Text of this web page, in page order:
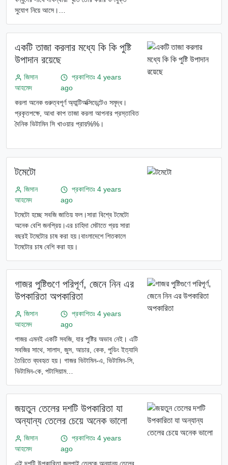
সুযোগ নিয়ে আসে।…
একটি তাজা করলার মধ্যে কি কি পুষ্টি
উপাদান রয়েছে
জিসান
আহমেদ
প্রকাশিতঃ 4 years
ago
করলা অনেক গুরুত্বপূর্ণ অ্যান্টিঅক্সিডেন্টেও সমৃদ্ধ।
প্রকৃতপক্ষে, আধা কাপ তাজা করলা আপনার প্রস্তাবিত
দৈনিক ভিটামিন সি খাওয়ার প্রায়%%।
টমেটো
জিসান
আহমেদ
প্রকাশিতঃ 4 years
ago
টমেটো হচ্ছে সবজি জাতিয় ফল।সারা বিশ্বে টমেটো
অনেক বেশি জনপ্রিয়।এর চাহিদা মেটাতে প্রয় সারা
বছরই টমেটোর চাষ করা হয়।বাংলাদেশে শিতকালে
টমেটোর চাষ বেশি করা হয়।
গাজর পুষ্টিগুণে পরিপূর্ণ, জেনে নিন এর
উপকারিতা অপকারিতা
জিসান
আহমেদ
প্রকাশিতঃ 4 years
ago
গাজর এমনই একটি সবজি, যার পুষ্টির অভাব নেই। এটি
সবজির সাথে, সালাদ, জুস, আচার, কেক, পুডিং ইত্যাদি
তৈরিতে ব্যবহৃত হয়। গাজর ভিটামিন-এ, ভিটামিন-সি,
ভিটামিন-কে, পটাসিয়াম…
জয়তুন তেলের দশটি উপকারিতা যা
অন্যান্য তেলের চেয়ে অনেক ভালো
জিসান
আহমেদ
প্রকাশিতঃ 4 years
ago